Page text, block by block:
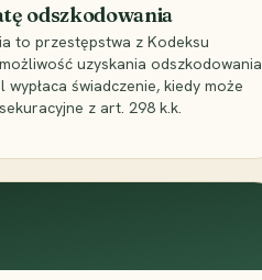
odszkodowania
to przestępstwa z Kodeksu
uzyskania odszkodowania
świadczenie, kiedy może
z art. 298 k.k.